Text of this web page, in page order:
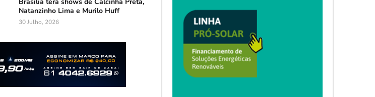
Natanzinho Lima e Murilo Huff
30 Julho, 2026